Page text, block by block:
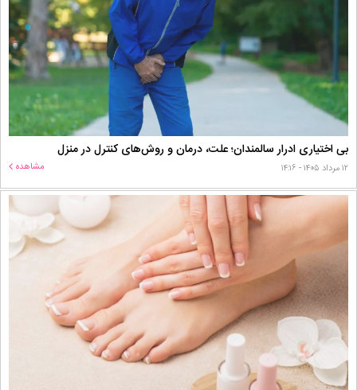
بی اختیاری ادرار سالمندان؛ علت، درمان و روش‌های کنترل در منزل
۱۲ مرداد ۱۴۰۵ - ۱۴:۱۶ مشاهده